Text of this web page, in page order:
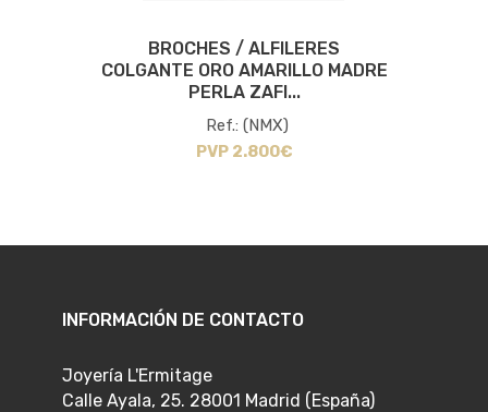
BROCHES / ALFILERES
COLGANTE ORO AMARILLO MADRE
PERLA ZAFI...
Ref.: (NMX)
PVP 2.800€
INFORMACIÓN DE CONTACTO
Joyería L'Ermitage
Calle Ayala, 25. 28001 Madrid (España)